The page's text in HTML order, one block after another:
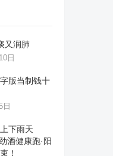
又润肺
日
版当制钱十
日
下雨天
酒健康跑·阳
！